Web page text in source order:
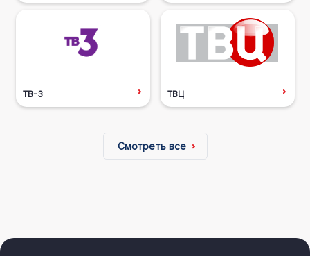
ТВ-3 ТВЦ
Смотреть все